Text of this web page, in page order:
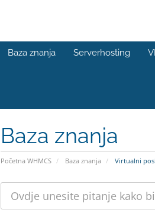
Baza znanja Serverhosting
Baza znanja
Početna WHMCS Baza znanja Virtualni